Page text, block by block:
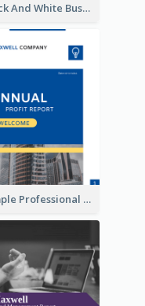
Black And White Business Report
Simple Professional Blue Business Report Design Ideas